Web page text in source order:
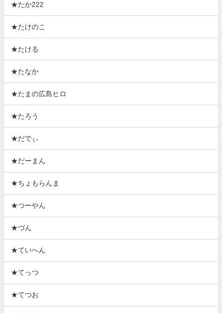
★たか222
★たけのこ
★たける
★たなか
★たまの広島ヒロ
★たろう
★だでぃ
★だーまん
★ちょもらんま
★つーやん
★づん
★ていへん
★てっつ
★てつお